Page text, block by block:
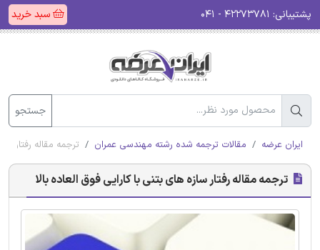
پشتیبانی: سبد خرید
جستجو
ایران عرضه مقالات ترجمه شده رشته مهندسی عمران ترجمه مقاله رفتار
ترجمه مقاله رفتار سازه های بتنی با کارایی فوق العاده بالا